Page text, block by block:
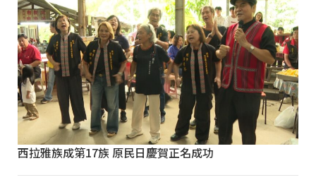
西拉雅族成第17族 原民日慶賀正名成功